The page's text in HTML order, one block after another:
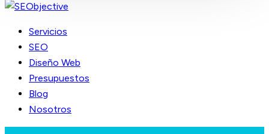
Servicios
SEO
Diseño Web
Presupuestos
Blog
Nosotros